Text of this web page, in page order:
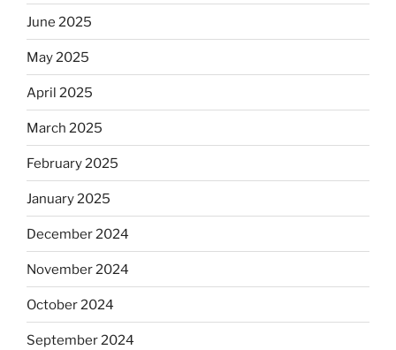
June 2025
May 2025
April 2025
March 2025
February 2025
January 2025
December 2024
November 2024
October 2024
September 2024